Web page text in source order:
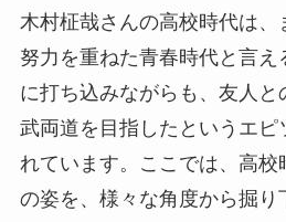
木村柾哉さんの高校時代は、
努力を重ねた青春時代と言え
に打ち込みながらも、友人と
武両道を目指したというエピ
れています。ここでは、高校
の姿を、様々な角度から掘り